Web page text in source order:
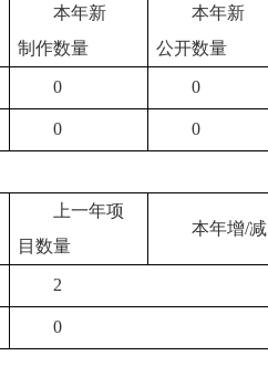
本年新
制作数量
本年新
公开数量
0 0
0 0
上一年项
目数量
本年增/减
2
0